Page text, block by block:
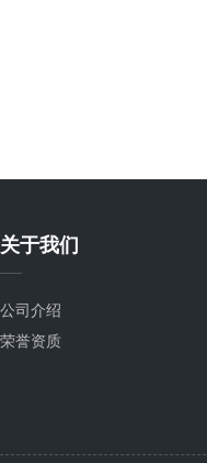
关于我们
公司介绍
荣誉资质